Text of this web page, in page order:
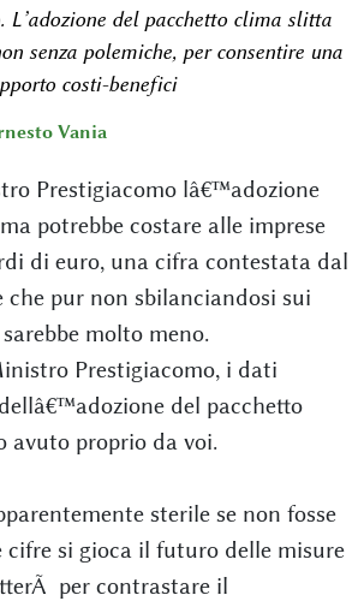
L’adozione del pacchetto clima slitta
senza polemiche, per consentire una
costi-benefici
Vania
Prestigiacomo lâ€™adozione
potrebbe costare alle imprese
di euro, una cifra contestata dal
che pur non sbilanciandosi sui
molto meno.
Prestigiacomo, i dati
del pacchetto
avuto proprio da voi.
sterile se non fosse
cifre si gioca il futuro delle misure
per contrastare il